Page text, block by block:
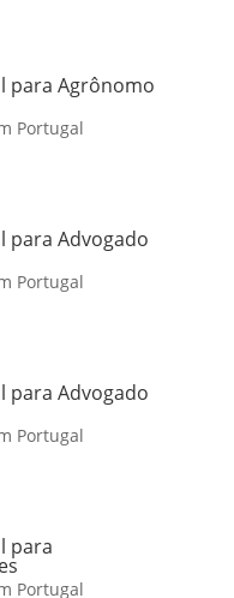
para Agrônomo
Portugal
para Advogado
Portugal
para Advogado
Portugal
para
Portugal